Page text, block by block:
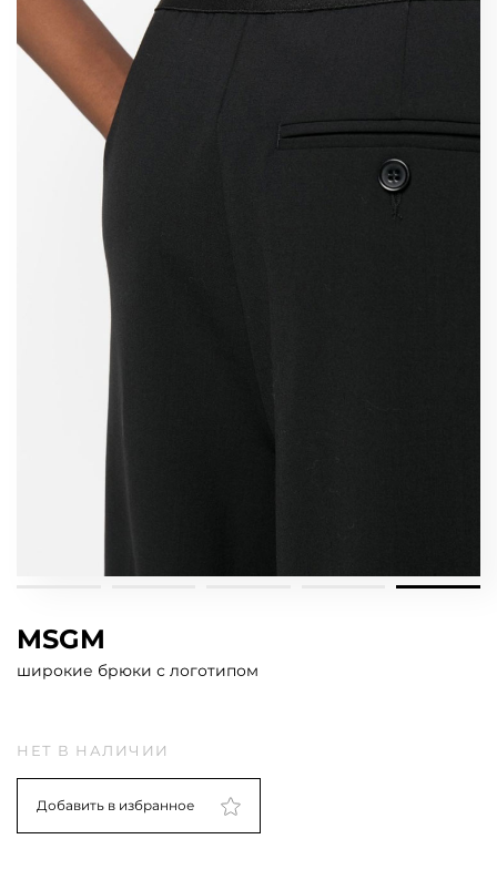
MSGM
широкие брюки с логотипом
НЕТ В НАЛИЧИИ
Добавить в избранное